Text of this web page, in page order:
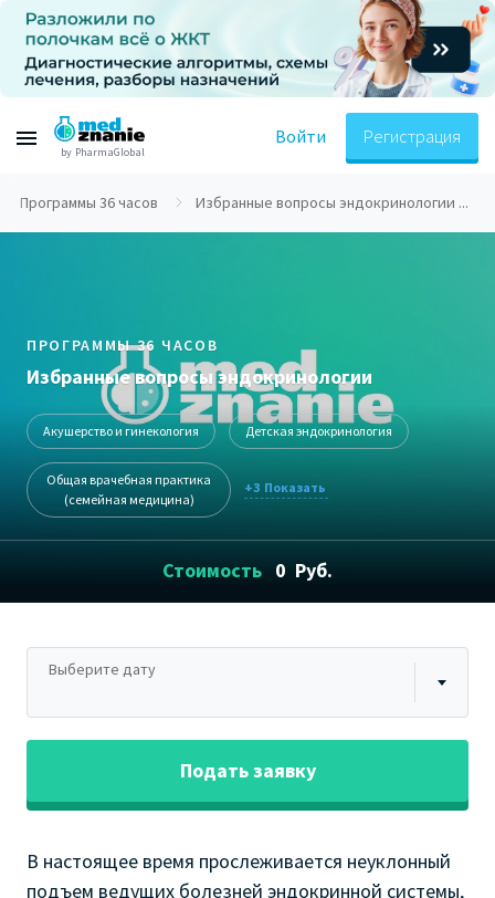
by PharmaGlobal
Войти Регистрация
Программы 36 часов Избранные вопросы эндокринологии ...
ПРОГРАММЫ 36 ЧАСОВ
Избранные вопросы эндокринологии
Акушерство и гинекология Детская эндокринология
Общая врачебная практика
(семейная медицина)
+3
Стоимость 0 Руб.
Выберите дату
Подать заявку
В настоящее время прослеживается неуклонный
подъем ведущих болезней эндокринной системы,